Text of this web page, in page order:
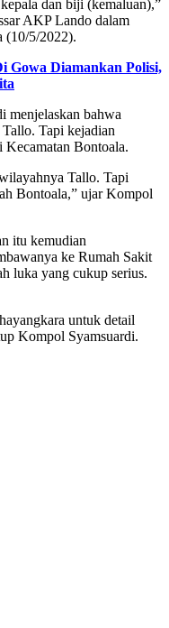
dan biji (kemaluan),”
AKP Lando dalam
(10/5/2022).
Gowa Diamankan Polisi,
menjelaskan bahwa
Tapi kejadian
Kecamatan Bontoala.
Tallo. Tapi
Bontoala,” ujar Kompol
itu kemudian
ke Rumah Sakit
luka yang cukup serius.
untuk detail
Kompol Syamsuardi.